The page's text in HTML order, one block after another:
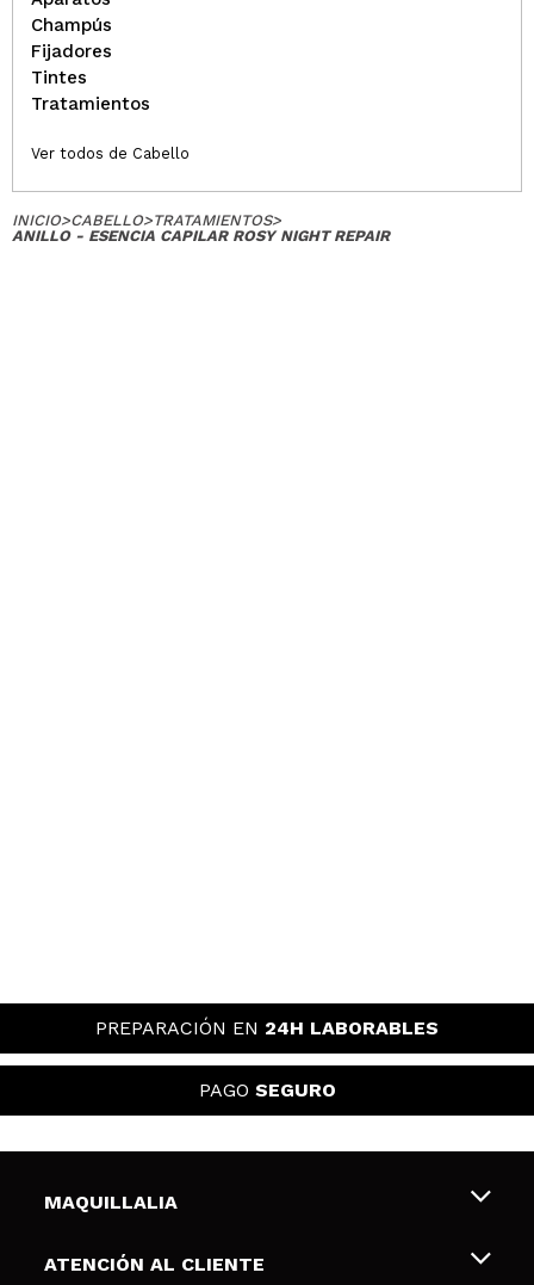
Champús
Fijadores
Tintes
Tratamientos
Ver todos de Cabello
INICIO>CABELLO>TRATAMIENTOS>
ANILLO - ESENCIA CAPILAR ROSY NIGHT REPAIR
PREPARACIÓN EN 24H LABORABLES
PAGO SEGURO
MAQUILLALIA
Sobre nosotros
ATENCIÓN AL CLIENTE